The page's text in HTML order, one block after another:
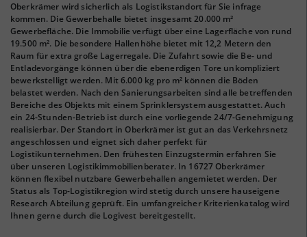
Oberkrämer wird sicherlich als Logistikstandort für Sie infrage
kommen. Die Gewerbehalle bietet insgesamt 20.000 m²
Gewerbefläche. Die Immobilie verfügt über eine Lagerfläche von rund
19.500 m². Die besondere Hallenhöhe bietet mit 12,2 Metern den
Raum für extra große Lagerregale. Die Zufahrt sowie die Be- und
Entladevorgänge können über die ebenerdigen Tore unkompliziert
bewerkstelligt werden. Mit 6.000 kg pro m² können die Böden
belastet werden. Nach den Sanierungsarbeiten sind alle betreffenden
Bereiche des Objekts mit einem Sprinklersystem ausgestattet. Auch
ein 24-Stunden-Betrieb ist durch eine vorliegende 24/7-Genehmigung
realisierbar. Der Standort in Oberkrämer ist gut an das Verkehrsnetz
angeschlossen und eignet sich daher perfekt für
Logistikunternehmen. Den frühesten Einzugstermin erfahren Sie
über unseren Logistikimmobilienberater. In 16727 Oberkrämer
können flexibel nutzbare Gewerbehallen angemietet werden. Der
Status als Top-Logistikregion wird stetig durch unsere hauseigene
Research Abteilung geprüft. Ein umfangreicher Kriterienkatalog wird
Ihnen gerne durch die Logivest bereitgestellt.